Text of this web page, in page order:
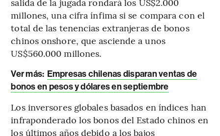
millones, una cifra ínfima si se compara con el
total de las tenencias extranjeras de bonos
chinos onshore, que asciende a unos
US$560.000 millones.
Ver más: Empresas chilenas disparan ventas de
bonos en pesos y dólares en septiembre
Los inversores globales basados en índices han
infraponderado los bonos del Estado chinos en
los últimos años debido a los bajos